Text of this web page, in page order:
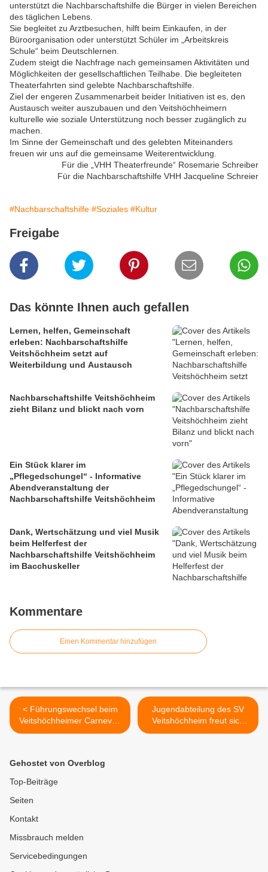
unterstützt die Nachbarschaftshilfe die Bürger in vielen Bereichen
des täglichen Lebens.
Sie begleitet zu Arztbesuchen, hilft beim Einkaufen, in der
Büroorganisation oder unterstützt Schüler im „Arbeitskreis
Schule“ beim Deutschlernen.
Zudem steigt die Nachfrage nach gemeinsamen Aktivitäten und
Möglichkeiten der gesellschaftlichen Teilhabe. Die begleiteten
Theaterfahrten sind gelebte Nachbarschaftshilfe.
Ziel der engeren Zusammenarbeit beider Initiativen ist es, den
Austausch weiter auszubauen und den Veitshöchheimern
kulturelle wie soziale Unterstützung noch besser zugänglich zu
machen.
Im Sinne der Gemeinschaft und des gelebten Miteinanders
freuen wir uns auf die gemeinsame Weiterentwicklung.
Für die „VHH Theaterfreunde“ Rosemarie Schreiber
Für die Nachbarschaftshilfe VHH Jacqueline Schreier
#Nachbarschaftshilfe #Soziales #Kultur
Freigabe
Das könnte Ihnen auch gefallen
Lernen, helfen, Gemeinschaft
erleben: Nachbarschaftshilfe
Veitshöchheim setzt auf
Weiterbildung und Austausch
Nachbarschaftshilfe Veitshöchheim
zieht Bilanz und blickt nach vorn
Ein Stück klarer im
„Pflegedschungel“ - Informative
Abendveranstaltung der
Nachbarschaftshilfe Veitshöchheim
Dank, Wertschätzung und viel Musik
beim Helferfest der
Nachbarschaftshilfe Veitshöchheim
im Bacchuskeller
Kommentare
Einen Kommentar hinzufügen
< Führungswechsel beim
Veitshöchheimer Carneval-
Club: Mit Elmar Knorz
Ehren-Clubpräsident wieder
das Ruder des 625
Mitglieder zählenden
Vereins, darunter 147 aktiv
Jugendabteilung des SV
Veitshöchheim freut sich
über die Spende von vier
Gehostet von Overblog
Top-Beiträge
Seiten
Kontakt
Missbrauch melden
Servicebedingungen